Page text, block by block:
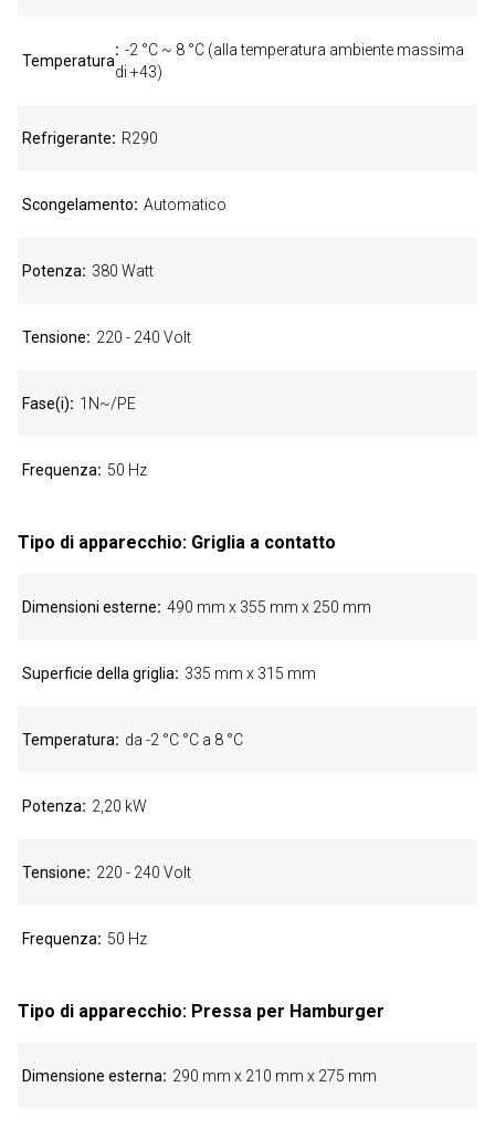
Temperatura
-2 °C ~ 8 °C (alla temperatura ambiente massima
di +43)
Refrigerante R290
Scongelamento Automatico
Potenza 380 Watt
Tensione 220 - 240 Volt
Fase(i) 1N~/PE
Frequenza 50 Hz
Tipo di apparecchio: Griglia a contatto
Dimensioni esterne 490 mm x 355 mm x 250 mm
Superficie della griglia 335 mm x 315 mm
Temperatura da -2 °C °C a 8 °C
Potenza 2,20 kW
Tensione 220 - 240 Volt
Frequenza 50 Hz
Tipo di apparecchio: Pressa per Hamburger
Dimensione esterna 290 mm x 210 mm x 275 mm